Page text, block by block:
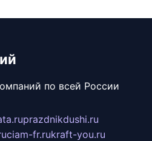
по всей России
prazdnikdushi.ru
ciam-fr.rukraft-you.ru